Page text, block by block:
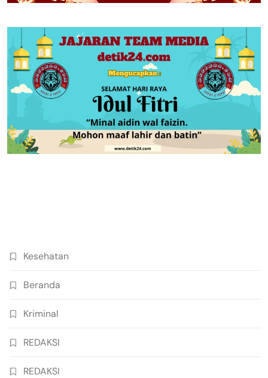
Kesehatan
Beranda
Kriminal
REDAKSI
REDAKSI